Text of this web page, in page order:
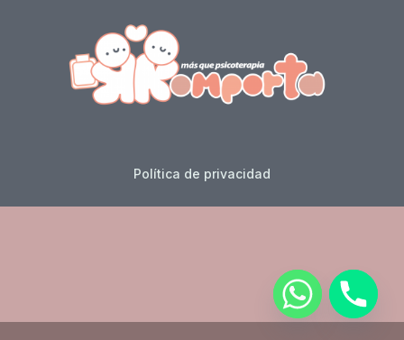
Política de privacidad